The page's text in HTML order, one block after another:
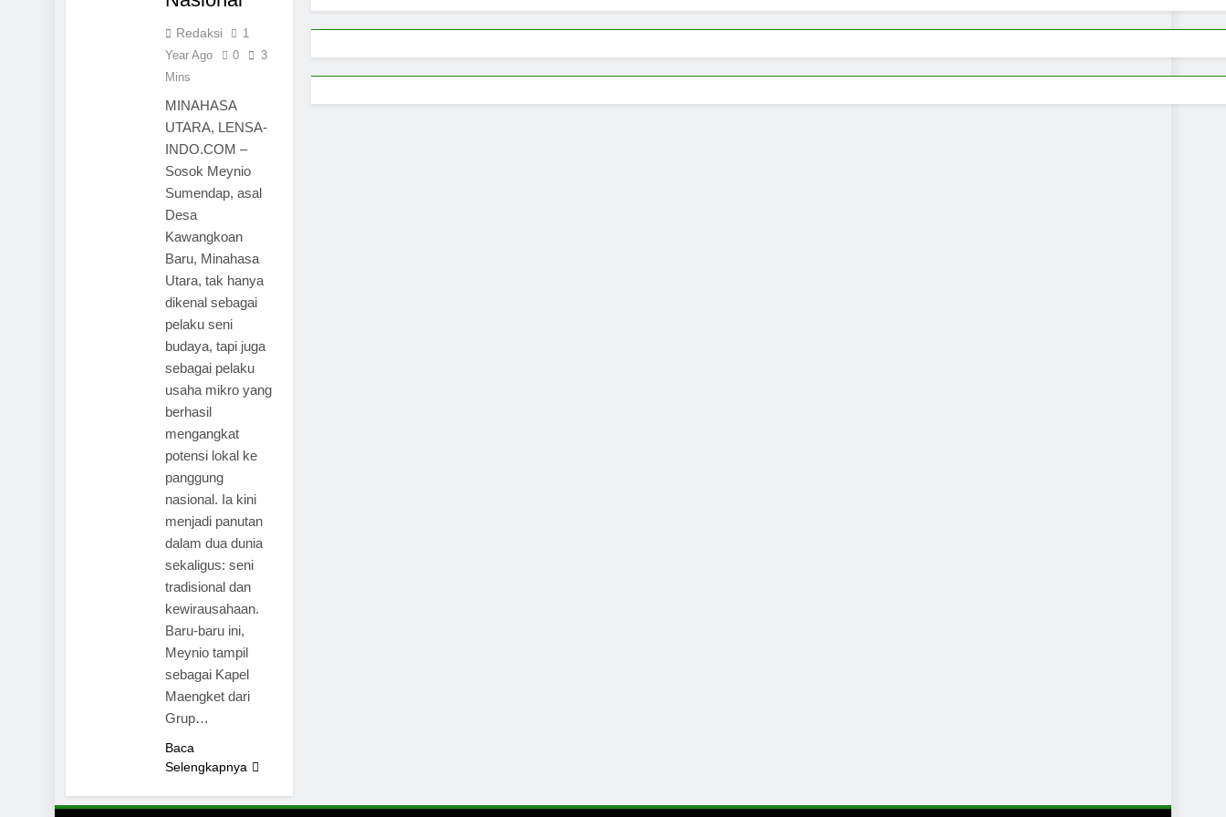
Redaksi
1
Year Ago
0
3
Mins
MINAHASA
UTARA, LENSA-
INDO.COM –
Sosok Meynio
Sumendap, asal
Desa
Kawangkoan
Baru, Minahasa
Utara, tak hanya
dikenal sebagai
pelaku seni
budaya, tapi juga
sebagai pelaku
usaha mikro yang
berhasil
mengangkat
potensi lokal ke
panggung
nasional. Ia kini
menjadi panutan
dalam dua dunia
sekaligus: seni
tradisional dan
kewirausahaan.
Baru-baru ini,
Meynio tampil
sebagai Kapel
Maengket dari
Grup…
Baca
Selengkapnya